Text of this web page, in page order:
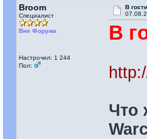
Broom
Специалист
Вне Форума
Настрочил: 1 244
Пол:
В
В
Что